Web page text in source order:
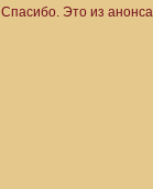
Спасибо. Это из